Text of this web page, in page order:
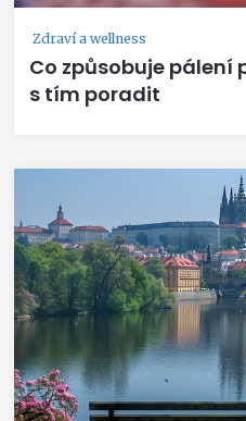
Zdraví a wellness
Co způsobuje pálení
s tím poradit